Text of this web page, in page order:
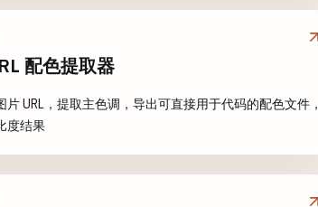
配色提取器
片 URL，提取主色调，导出可直接用于代码的配色文件，
度结果